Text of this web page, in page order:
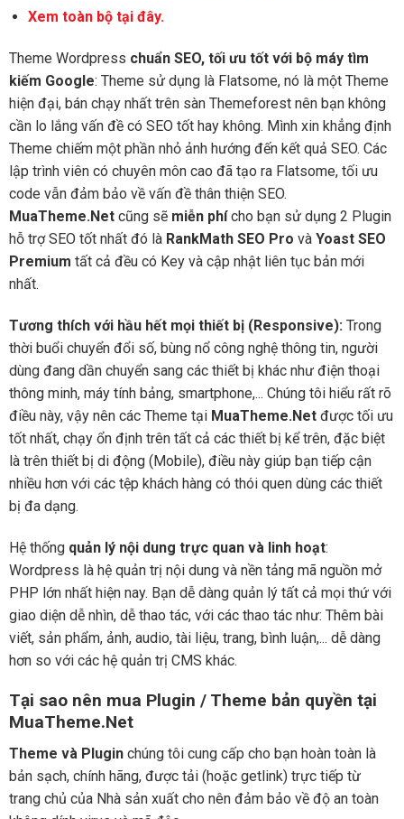
Xem toàn bộ tại đây.
Theme Wordpress chuẩn SEO, tối ưu tốt với bộ máy tìm
kiếm Google: Theme sử dụng là Flatsome, nó là một Theme
hiện đại, bán chạy nhất trên sàn Themeforest nên bạn không
cần lo lắng vấn đề có SEO tốt hay không. Mình xin khẳng định
Theme chiếm một phần nhỏ ảnh hướng đến kết quả SEO. Các
lập trình viên có chuyên môn cao đã tạo ra Flatsome, tối ưu
code vẫn đảm bảo về vấn đề thân thiện SEO.
MuaTheme.Net cũng sẽ miễn phícho bạn sử dụng 2 Plugin
hỗ trợ SEO tốt nhất đó là RankMath SEO Pro và Yoast SEO
Premium tất cả đều có Key và cập nhật liên tục bản mới
nhất.
Tương thích với hầu hết mọi thiết bị (Responsive): Trong
thời buổi chuyển đổi số, bùng nổ công nghệ thông tin, người
dùng đang dần chuyển sang các thiết bị khác như điện thoại
thông minh, máy tính bảng, smartphone,... Chúng tôi hiểu rất rõ
điều này, vậy nên các Theme tại MuaTheme.Net được tối ưu
tốt nhất, chạy ổn định trên tất cả các thiết bị kể trên, đặc biệt
là trên thiết bị di động (Mobile), điều này giúp bạn tiếp cận
nhiều hơn với các tệp khách hàng có thói quen dùng các thiết
bị đa dạng.
Hệ thống quản lý nội dung trực quan và linh hoạt:
Wordpress là hệ quản trị nội dung và nền tảng mã nguồn mở
PHP lớn nhất hiện nay. Bạn dễ dàng quản lý tất cả mọi thứ với
giao diện dễ nhìn, dễ thao tác, với các thao tác như: Thêm bài
viết, sản phẩm, ảnh, audio, tài liệu, trang, bình luận,... dễ dàng
hơn so với các hệ quản trị CMS khác.
Tại sao nên mua Plugin / Theme bản quyền tại
MuaTheme.Net
Theme và Plugin chúng tôi cung cấp cho bạn hoàn toàn là
bản sạch, chính hãng, được tải (hoặc getlink) trực tiếp từ
trang chủ của Nhà sản xuất cho nên đảm bảo về độ an toàn